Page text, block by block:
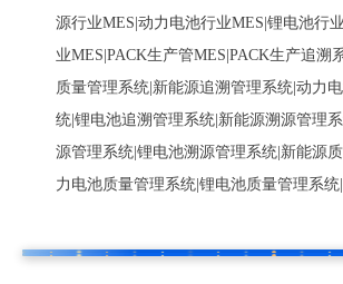
源行业MES 动力电池行业MES 锂电池行
业MES PACK生产管MES PACK生产追溯
质量管理系统 新能源追溯管理系统 动力
统 锂电池追溯管理系统 新能源溯源管理
源管理系统 锂电池溯源管理系统 新能源
力电池质量管理系统 锂电池质量管理系统